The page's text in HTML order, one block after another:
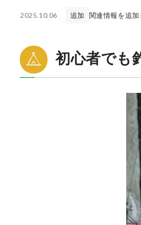
2025.10.06 追加 関連情報を追加
初心者でも